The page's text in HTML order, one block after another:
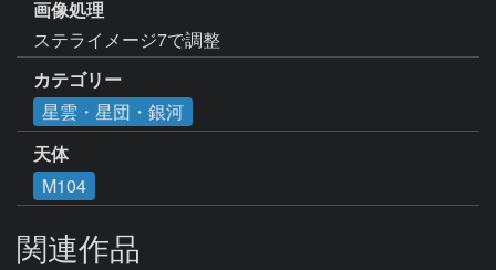
画像処理
ステライメージ7で調整
カテゴリー
星雲・星団・銀河
天体
M104
関連作品